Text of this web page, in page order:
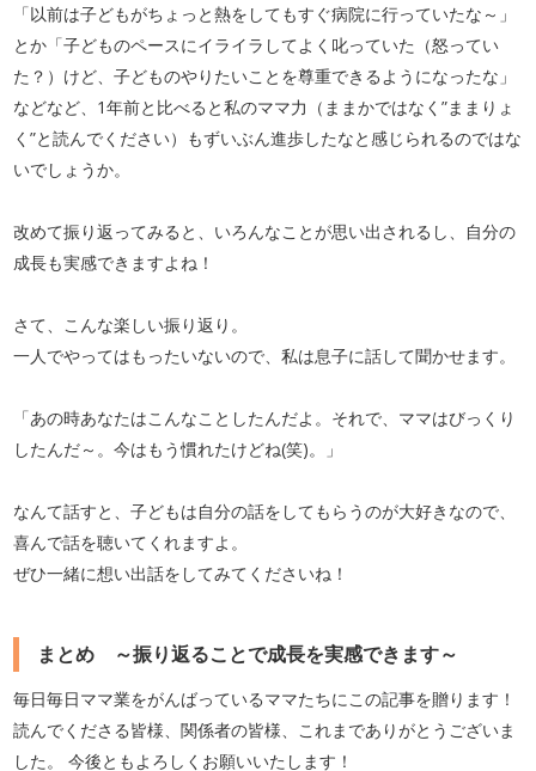
「以前は子どもがちょっと熱をしてもすぐ病院に行っていたな～」
とか「子どものペースにイライラしてよく叱っていた（怒ってい
た？）けど、子どものやりたいことを尊重できるようになったな」
などなど、1年前と比べると私のママ力（ままかではなく”ままりょ
く”と読んでください）もずいぶん進歩したなと感じられるのではな
いでしょうか。
改めて振り返ってみると、いろんなことが思い出されるし、自分の
成長も実感できますよね！
さて、こんな楽しい振り返り。
一人でやってはもったいないので、私は息子に話して聞かせます。
「あの時あなたはこんなことしたんだよ。それで、ママはびっくり
したんだ～。今はもう慣れたけどね(笑)。」
なんて話すと、子どもは自分の話をしてもらうのが大好きなので、
喜んで話を聴いてくれますよ。
ぜひ一緒に想い出話をしてみてくださいね！
まとめ ～振り返ることで成長を実感できます～
毎日毎日ママ業をがんばっているママたちにこの記事を贈ります！
読んでくださる皆様、関係者の皆様、これまでありがとうございま
した。 今後ともよろしくお願いいたします！